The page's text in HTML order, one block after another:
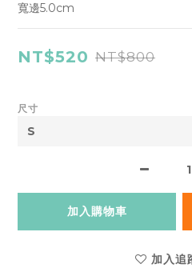
寬邊5.0cm
NT$520 NT$800
尺寸
加入購物車
加入追